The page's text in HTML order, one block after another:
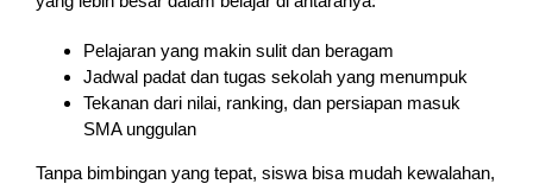
Pelajaran yang makin sulit dan beragam
Jadwal padat dan tugas sekolah yang menumpuk
Tekanan dari nilai, ranking, dan persiapan masuk
SMA unggulan
Tanpa bimbingan yang tepat, siswa bisa mudah kewalahan,